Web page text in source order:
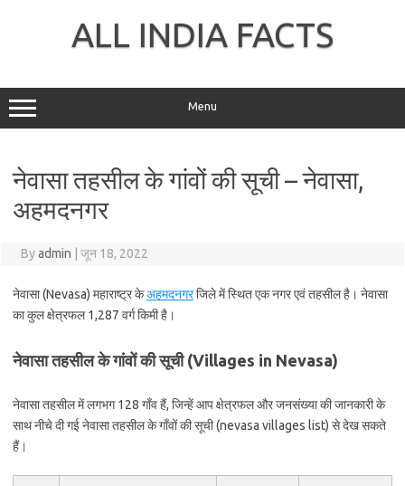
ALL INDIA FACTS
Menu
नेवासा तहसील के गांवों की सूची – नेवासा,
अहमदनगर
Byadmin जून 18, 2022
नेवासा (Nevasa) महाराष्ट्र केअहमदनगरजिले में स्थित एक नगर एवं तहसील है। नेवासा
का कुल क्षेत्रफल 1,287 वर्ग किमी है।
नेवासा तहसील के गांवों की सूची (Villages in Nevasa)
नेवासा तहसील में लगभग 128 गाँव हैं, जिन्हें आप क्षेत्रफल और जनसंख्या की जानकारी के
साथ नीचे दी गई नेवासा तहसील के गाँवों की सूची (nevasa villages list) से देख सकते
हैं।